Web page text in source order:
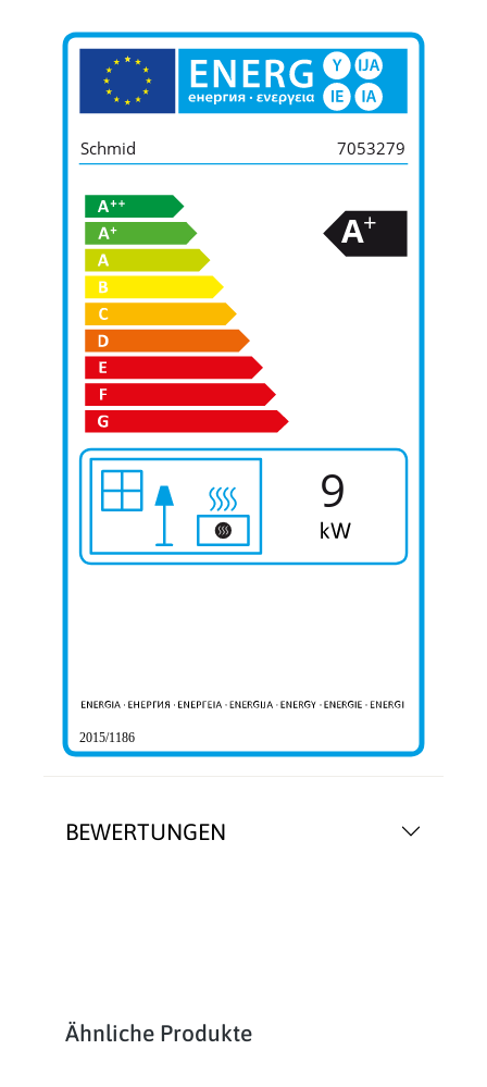
BEWERTUNGEN
Schmid 7053279
2015/1186
9
A+
Produktgalerie überspringen
Ähnliche Produkte